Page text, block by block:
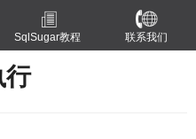
SqlSugar教程 联系我们
行